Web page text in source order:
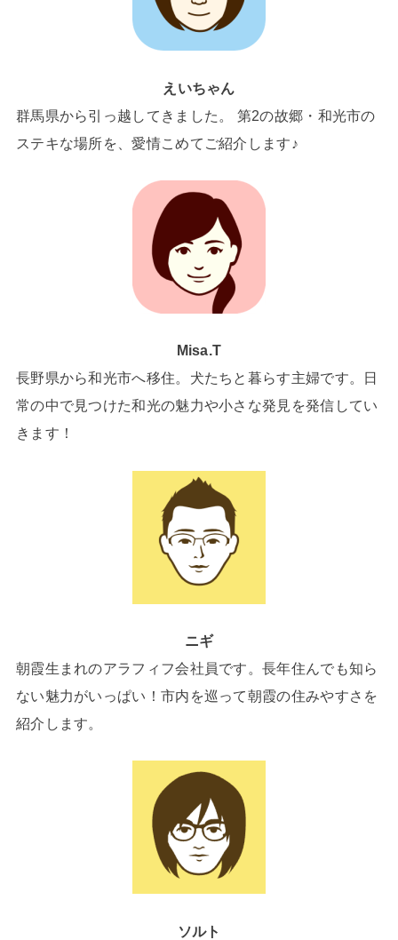
えいちゃん
群馬県から引っ越してきました。 第2の故郷・和光市の
ステキな場所を、愛情こめてご紹介します♪
Misa.T
長野県から和光市へ移住。犬たちと暮らす主婦です。日
常の中で見つけた和光の魅力や小さな発見を発信してい
きます！
ニギ
朝霞生まれのアラフィフ会社員です。長年住んでも知ら
ない魅力がいっぱい！市内を巡って朝霞の住みやすさを
紹介します。
ソルト